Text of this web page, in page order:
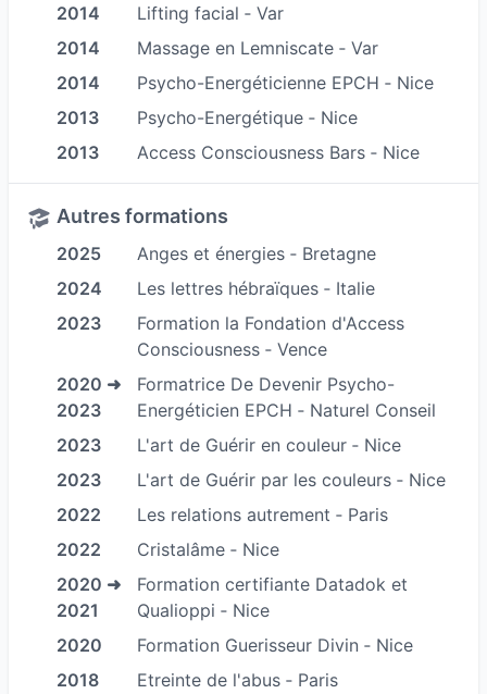
est d’abord transcrite dans les corps subtils
avant d’arriver dans le corps physique. Nous
pouvons aussi compléter les traitements
médicamenteux afin de soulager les personnes.
Pour qui ?
redonne l’énergie à l’organisme qui va ensuite
s’autoréguler.
Comment se déroule une séance ?
La séance commence par l’interrogation de la
vie, les maladies familiales et les blocages qu’elle
pense avoir gardés, les éventuels déséquilibres
et l’objet de sa venue en séance.
Le praticien teste au pouls énergétique la
personne afin de faire un bilan de vitalité. Il
nécessaire, tout comme s’il sera nécessaire de
complémenter avec des produits naturels.
Ce sera en fonction de l’évolution de la séance
2014
Lifting facial ‐ Var
2014
Massage en Lemniscate ‐ Var
2014
Psycho-Energéticienne EPCH ‐ Nice
2013
Psycho-Energétique ‐ Nice
2013
Access Consciousness Bars ‐ Nice
Autres formations
2025
Anges et énergies ‐ Bretagne
2024
Les lettres hébraïques ‐ Italie
2023
Formation la Fondation d'Access
Consciousness ‐ Vence
2020 ➜
2023
Formatrice De Devenir Psycho-
Energéticien EPCH ‐ Naturel Conseil
2023
L'art de Guérir en couleur ‐ Nice
2023
L'art de Guérir par les couleurs ‐ Nice
2022
Les relations autrement ‐ Paris
2022
Cristalâme ‐ Nice
2020 ➜
2021
Formation certifiante Datadok et
Qualioppi ‐ Nice
2020
Formation Guerisseur Divin ‐ Nice
2018
Etreinte de l'abus ‐ Paris